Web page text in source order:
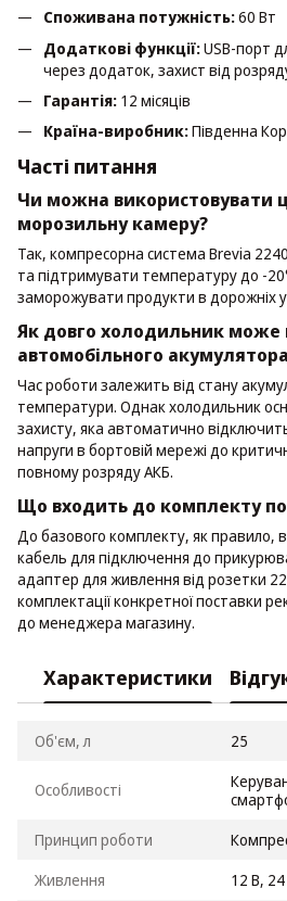
Споживана потужність:60 Вт
Додаткові функції:USB-порт
через додаток, захист від
Гарантія: 12 місяців
Країна-виробник:Південна
Часті питання
Чи можна використовувати
морозильну камеру?
Так, компресорна система Brevia
та підтримувати температуру до -
заморожувати продукти в дорожніх
Як довго холодильник може
автомобільного
Час роботи залежить від стану
температури. Однак холодильник
захисту, яка автоматично
напруги в бортовій мережі до
повному розряду АКБ.
Що входить до комплекту
До базового комплекту, як правило,
кабель для підключення до
адаптер для живлення від розетки
комплектації конкретної поставки
до менеджера магазину.
Характеристики
Об'єм, л 25
Особливості
Принцип роботи
Живлення
12 В,